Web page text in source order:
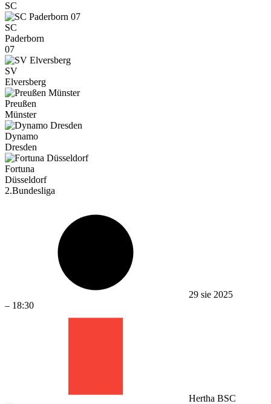
SC
SC
Paderborn
07
SV
Elversberg
Preußen
Münster
Dynamo
Dresden
Fortuna
Düsseldorf
2.Bundesliga
29 sie 2025
– 18:30
Hertha BSC